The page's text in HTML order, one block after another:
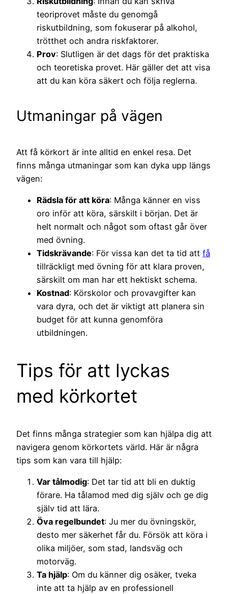
teoriprovet måste du genomgå
riskutbildning, som fokuserar på alkohol,
trötthet och andra riskfaktorer.
Prov: Slutligen är det dags för det praktiska
och teoretiska provet. Här gäller det att visa
att du kan köra säkert och följa reglerna.
Utmaningar på vägen
Att få körkort är inte alltid en enkel resa. Det
finns många utmaningar som kan dyka upp längs
vägen:
Rädsla för att köra: Många känner en viss
oro inför att köra, särskilt i början. Det är
helt normalt och något som oftast går över
med övning.
Tidskrävande: För vissa kan det ta tid att få
tillräckligt med övning för att klara proven,
särskilt om man har ett hektiskt schema.
Kostnad: Körskolor och provavgifter kan
vara dyra, och det är viktigt att planera sin
budget för att kunna genomföra
utbildningen.
Tips för att lyckas
med körkortet
Det finns många strategier som kan hjälpa dig att
navigera genom körkortets värld. Här är några
tips som kan vara till hjälp:
Var tålmodig: Det tar tid att bli en duktig
förare. Ha tålamod med dig själv och ge dig
själv tid att lära.
Öva regelbundet: Ju mer du övningskör,
desto mer säkerhet får du. Försök att köra i
olika miljöer, som stad, landsväg och
motorväg.
Ta hjälp: Om du känner dig osäker, tveka
inte att ta hjälp av en professionell